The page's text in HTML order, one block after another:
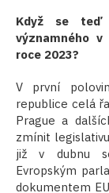
Když se teď
významného
roce 2023?
V první
republice celá
Prague a
zmínit
již v dubnu
Evropským
dokumentem